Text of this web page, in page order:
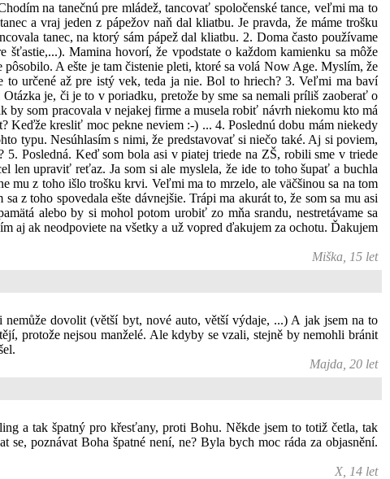
na tanečnú pre mládež, tancovať spoločenské tance, veľmi ma to
a vraj jeden z pápežov naň dal kliatbu. Je pravda, že máme trošku
tanec, na ktorý sám pápež dal kliatbu. 2. Doma často používame
Mamina hovorí, že vpodstate o každom kamienku sa môže
A ešte je tam čistenie pleti, ktoré sa volá Now Age. Myslím, že
určené až pre istý vek, teda ja nie. Bol to hriech? 3. Veľmi ma baví
je, či je to v poriadku, pretože by sme sa nemali príliš zaoberať o
som pracovala v nejakej firme a musela robiť návrh niekomu kto má
kresliť moc pekne neviem :-) ... 4. Poslednú dobu mám niekedy
typu. Nesúhlasím s nimi, že predstavovať si niečo také. Aj si poviem,
Posledná. Keď som bola asi v piatej triede na ZŠ, robili sme v triede
len upraviť reťaz. Ja som si ale myslela, že ide to toho šupať a buchla
mu z toho išlo trošku krvi. Veľmi ma to mrzelo, ale väčšinou sa na tom
z toho spovedala ešte dávnejšie. Trápi ma akurát to, že som sa mu asi
alebo by si mohol potom urobiť zo mňa srandu, nestretávame sa
aj ak neodpoviete na všetky a už vopred ďakujem za ochotu. Ďakujem
Miška, 15 let
dovolit (větší byt, nové auto, větší výdaje, ...) A jak jsem na to
protože nejsou manželé. Ale kdyby se vzali, stejně by nemohli bránit
Majda, 20 let
a tak špatný pro křesťany, proti Bohu. Někde jsem to totiž četla, tak
poznávat Boha špatné není, ne? Byla bych moc ráda za objasnění.
X, 14 let